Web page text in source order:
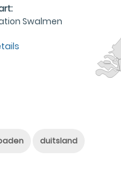
Swalmen
duitsland